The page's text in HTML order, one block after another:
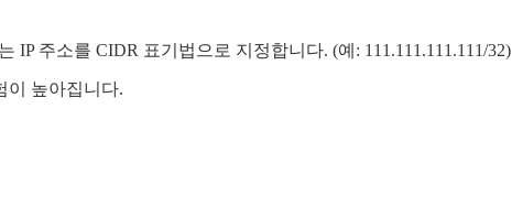
IP 주소를 CIDR 표기법으로 지정합니다. (예: 111.111.111.111/32)
이 높아집니다.